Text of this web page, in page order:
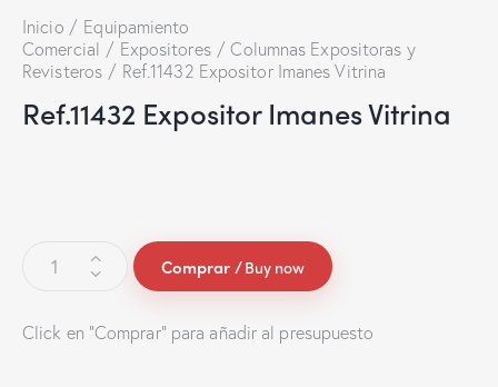
Inicio
Equipamiento
Comercial
Expositores
Columnas Expositoras y
Revisteros
Ref.11432 Expositor Imanes Vitrina
Ref.11432 Expositor Imanes Vitrina
Buy now
Click en "Comprar" para añadir al presupuesto